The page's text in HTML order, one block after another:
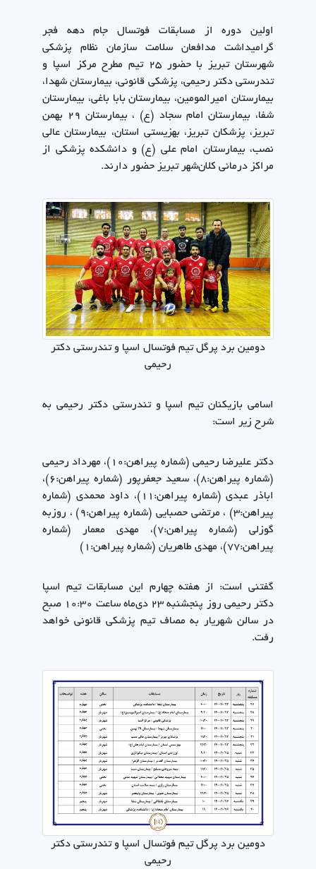
اولین دوره از مسابقات فوتسال جام دهه فجر
گرامیداشت مدافعان سلامت سازمان نظام پزشکی
شهرستان تبریز با حضور 25 تیم مطرح مرکز اسپا و
تندرستی دکتر رحیمی، پزشکی قانونی، بیمارستان شهدا،
بیمارستان امیرالمومین، بیمارستان بابا باغی، بیمارستان
شفا، بیمارستان امام سجاد (ع) ، بیمارستان 29 بهمن
تبریز، پزشکان تبریز، بهزیستی استان، بیمارستان عالی
نصب، بیمارستان امام علی (ع) و دانشکده پزشکی از
مراکز درمانی کلان‌شهر تبریز حضور دارند.
دومین برد پرگل تیم فوتسال اسپا و تندرستی دکتر
رحیمی
اسامی بازیکنان تیم اسپا و تندرستی دکتر رحیمی به
شرح زیر است:
دکتر علیرضا رحیمی (شماره پیراهن:10)، مهرداد رحیمی
(شماره پیراهن:8)، سعید جعفرپور (شماره پیراهن:6)،
اباذر عبدی (شماره پیراهن:11)، داود محمدی (شماره
پیراهن:3) ، مرتضی حصبایی (شماره پیراهن:9) ، روزبه
گوزلی (شماره پیراهن:7)، مهدی معمار (شماره
پیراهن:77)، مهدی طاهریان (شماره پیراهن:1)
گفتنی است: از هفته چهارم این مسابقات تیم اسپا
دکتر رحیمی روز پنجشنبه 23 دی‌ماه ساعت 10:30 صبح
در سالن شهریار به مصاف تیم پزشکی قانونی خواهد
رفت.
دومین برد پرگل تیم فوتسال اسپا و تندرستی دکتر
رحیمی